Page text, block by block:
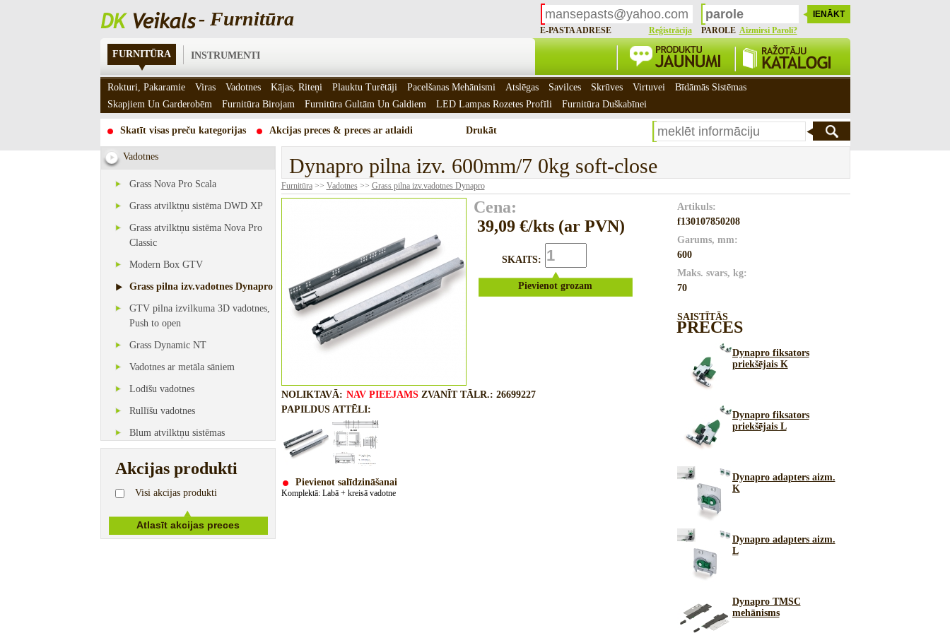
- Furnitūra
E-PASTA ADRESE Reģistrācija PAROLE Aizmirsi Paroli?
FURNITŪRA INSTRUMENTI
Skatīt visas preču kategorijas Akcijas preces & preces ar atlaidi Drukāt
Vadotnes
Grass Nova Pro Scala
Grass atvilktņu sistēma DWD XP
Grass atvilktņu sistēma Nova Pro
Classic
Modern Box GTV
Grass pilna izv.vadotnes Dynapro
GTV pilna izvilkuma 3D vadotnes,
Push to open
Grass Dynamic NT
Vadotnes ar metāla sāniem
Lodīšu vadotnes
Rullīšu vadotnes
Blum atvilktņu sistēmas
Akcijas produkti
Visi akcijas produkti
Dynapro pilna izv. 600mm/7 0kg soft-close
Furnitūra>> Vadotnes>> Grass pilna izv.vadotnes Dynapro
Cena:
39,09 €/kts (ar PVN)
SKAITS:
Pievienot grozam
NOLIKTAVĀ: NAV PIEEJAMSZVANĪT TĀLR.: 26699227
PAPILDUS ATTĒLI:
Pievienot salīdzināšanai
Komplektā: Labā + kreisā vadotne
Artikuls:
f130107850208
Garums, mm:
600
Maks. svars, kg:
70
SAISTĪTĀS
PRECES
Dynapro fiksators
priekšējais K
Dynapro fiksators
priekšējais L
Dynapro adapters aizm.
K
Dynapro adapters aizm.
L
Dynapro TMSC
mehānisms
Rokturi, Pakaramie Viras Vadotnes Kājas, Riteņi Plauktu Turētāji Pacelšanas Mehānismi Atslēgas Savilces Skrūves Virtuvei
Bīdāmās Sistēmas
Skapjiem Un Garderobēm
Furnitūra Birojam Furnitūra Gultām Un Galdiem LED Lampas Rozetes Profīli Furnitūra Duškabīnei